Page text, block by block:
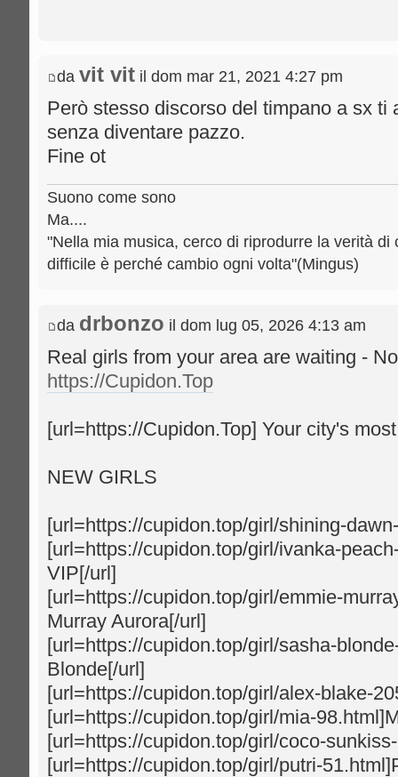
da vit vit il dom mar 21, 2021 4:27 pm
Però stesso discorso del timpano a sx ti
senza diventare pazzo.
Fine ot
Suono come sono
Ma....
"Nella mia musica, cerco di riprodurre la verità
difficile è perché cambio ogni volta"(Mingus)
da drbonzo il dom lug 05, 2026 4:13 am
Real girls from your area are waiting -
https://Cupidon.Top
[url=https://Cupidon.Top] Your city's
NEW GIRLS
[url=https://cupidon.top/girl/shining-
[url=https://cupidon.top/girl/ivanka-
VIP[/url]
[url=https://cupidon.top/girl/emmie-
Murray Aurora[/url]
[url=https://cupidon.top/girl/sasha-
Blonde[/url]
[url=https://cupidon.top/girl/alex-blake-
[url=https://cupidon.top/girl/mia-
[url=https://cupidon.top/girl/coco-
[url=https://cupidon.top/girl/putri-